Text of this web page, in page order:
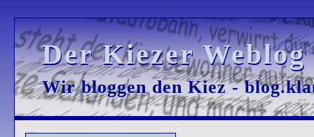
Der Kiezer
Der Kiezer
Wir bloggen den Kiez -
Wir bloggen den Kiez -